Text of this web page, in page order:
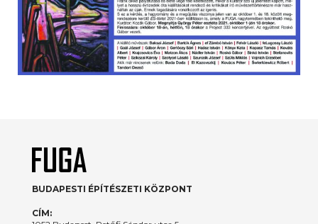
BUDAPESTI ÉPÍTÉSZETI KÖZPONT
CÍM: